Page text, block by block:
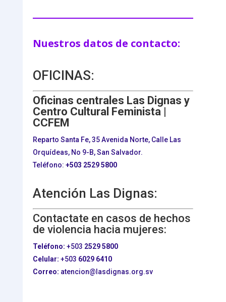
Nuestros datos de contacto:
OFICINAS:
Oficinas centrales Las Dignas y
Centro Cultural Feminista |
CCFEM
Reparto Santa Fe, 35 Avenida Norte, Calle Las
Orquídeas, No 9-B, San Salvador.
Teléfono: +503 2529 5800
Atención Las Dignas:
Contactate en casos de hechos
de violencia hacia mujeres:
Teléfono: +503 2529 5800
Celular: +503 6029 6410
Correo: atencion@lasdignas.org.sv